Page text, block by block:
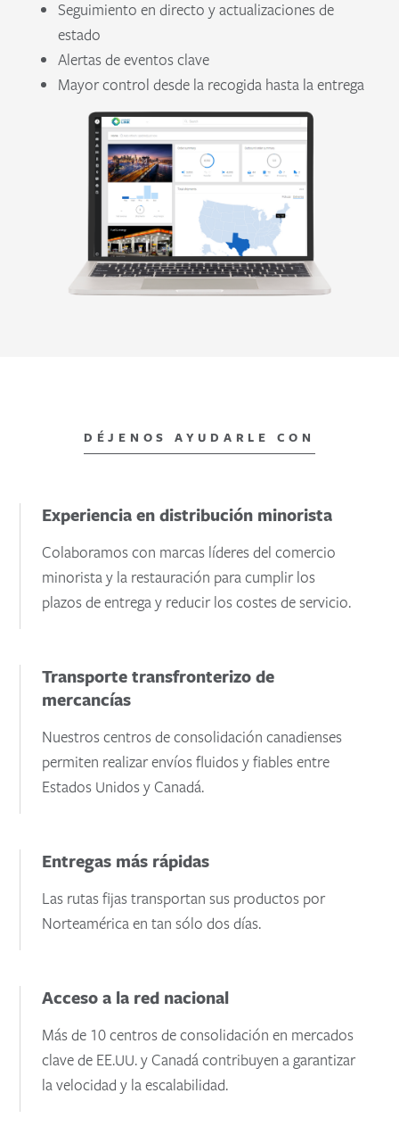
Seguimiento en directo y actualizaciones de
estado
Alertas de eventos clave
Mayor control desde la recogida hasta la entrega
DÉJENOS AYUDARLE CON
Experiencia en distribución minorista
Colaboramos con marcas líderes del comercio
minorista y la restauración para cumplir los
plazos de entrega y reducir los costes de servicio.
Transporte transfronterizo de
mercancías
Nuestros centros de consolidación canadienses
permiten realizar envíos fluidos y fiables entre
Estados Unidos y Canadá.
Entregas más rápidas
Las rutas fijas transportan sus productos por
Norteamérica en tan sólo dos días.
Acceso a la red nacional
Más de 10 centros de consolidación en mercados
clave de EE.UU. y Canadá contribuyen a garantizar
la velocidad y la escalabilidad.